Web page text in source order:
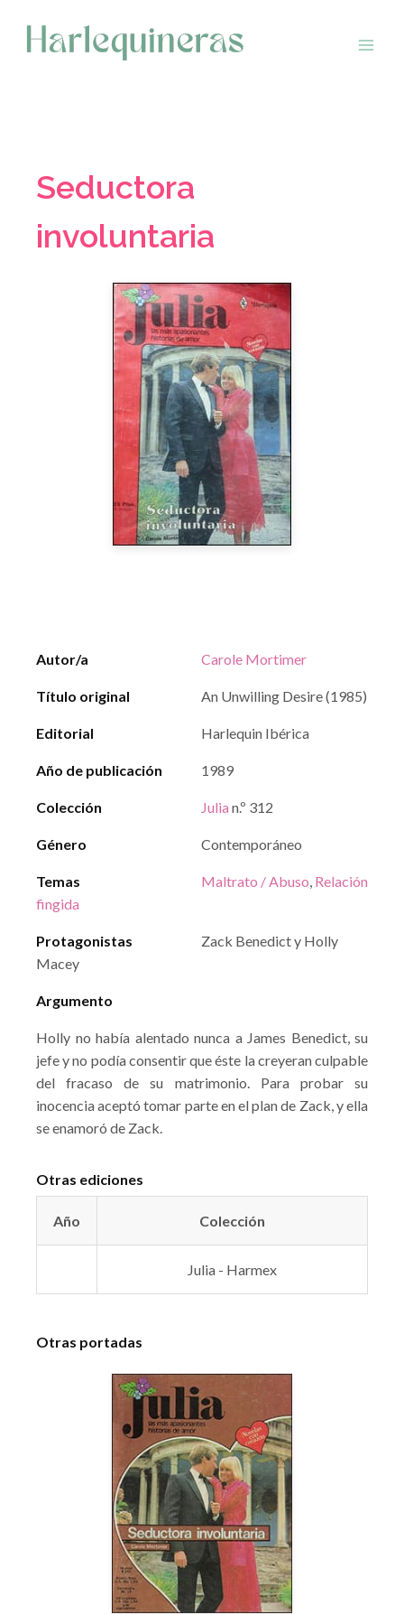
contenido
Seductora
involuntaria
Autor/a Carole Mortimer
Título original An Unwilling Desire (1985)
Editorial Harlequin Ibérica
Año de publicación 1989
Colección Julia n.º 312
Género Contemporáneo
Temas Maltrato / Abuso, Relación
fingida
Protagonistas
Zack Benedict y Holly
Macey
Argumento
Holly no había alentado nunca a James Benedict, su
jefe y no podía consentir que éste la creyeran culpable
del fracaso de su matrimonio. Para probar su
inocencia aceptó tomar parte en el plan de Zack, y ella
se enamoró de Zack.
Otras ediciones
Año Colección
Julia - Harmex
Otras portadas